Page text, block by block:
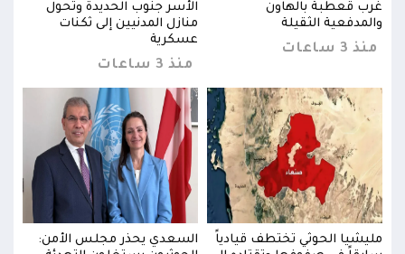
غرب قعطبة بالهاون
والمدفعية الثقيلة
منذ 3 ساعات
الأسر جنوب الحديدة وتحول
منازل المدنيين إلى ثكنات
عسكرية
منذ 3 ساعات
مليشيا الحوثي تختطف قيادياً
السعدي يحذر مجلس الأمن: